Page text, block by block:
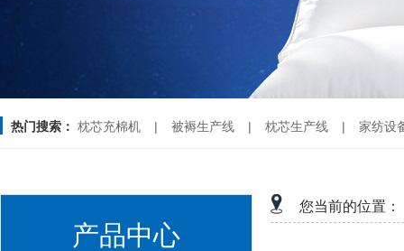
热门搜索： 枕芯充棉机 | 被褥生产线 | 枕芯生产线 | 家纺设
产品中心
您当前的位置：